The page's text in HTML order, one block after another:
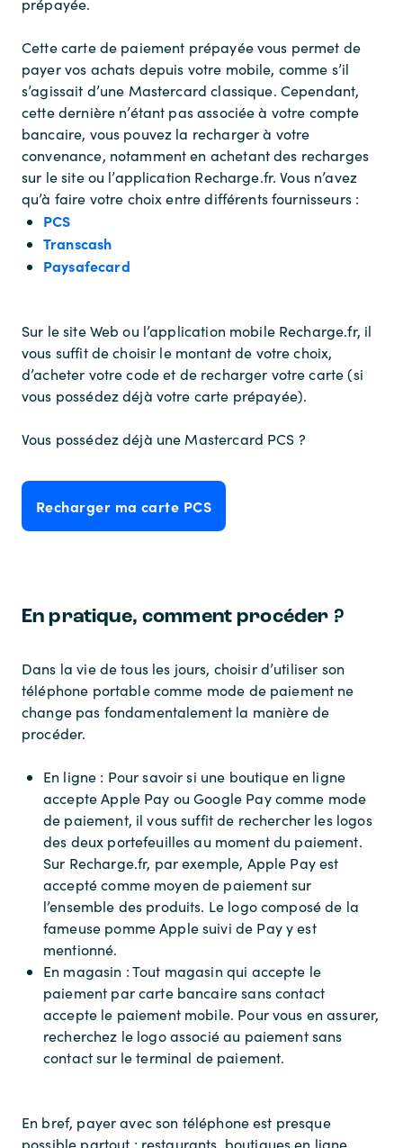
prépayée.
Cette carte de paiement prépayée vous permet de
payer vos achats depuis votre mobile, comme s’il
s’agissait d’une Mastercard classique. Cependant,
cette dernière n’étant pas associée à votre compte
bancaire, vous pouvez la recharger à votre
convenance, notamment en achetant des recharges
sur le site ou l’application Recharge.fr. Vous n’avez
qu’à faire votre choix entre différents fournisseurs :
PCS
Transcash
Paysafecard
Sur le site Web ou l’application mobile Recharge.fr, il
vous suffit de choisir le montant de votre choix,
d’acheter votre code et de recharger votre carte (si
vous possédez déjà votre carte prépayée).
Vous possédez déjà une Mastercard PCS ?
Recharger ma carte PCS
En pratique, comment procéder ?
Dans la vie de tous les jours, choisir d’utiliser son
téléphone portable comme mode de paiement ne
change pas fondamentalement la manière de
procéder.
En ligne : Pour savoir si une boutique en ligne
accepte Apple Pay ou Google Pay comme mode
de paiement, il vous suffit de rechercher les logos
des deux portefeuilles au moment du paiement.
Sur Recharge.fr, par exemple, Apple Pay est
accepté comme moyen de paiement sur
l’ensemble des produits. Le logo composé de la
fameuse pomme Apple suivi de Pay y est
mentionné.
En magasin : Tout magasin qui accepte le
paiement par carte bancaire sans contact
accepte le paiement mobile. Pour vous en assurer,
recherchez le logo associé au paiement sans
contact sur le terminal de paiement.
En bref, payer avec son téléphone est presque
possible partout : restaurants, boutiques en ligne,